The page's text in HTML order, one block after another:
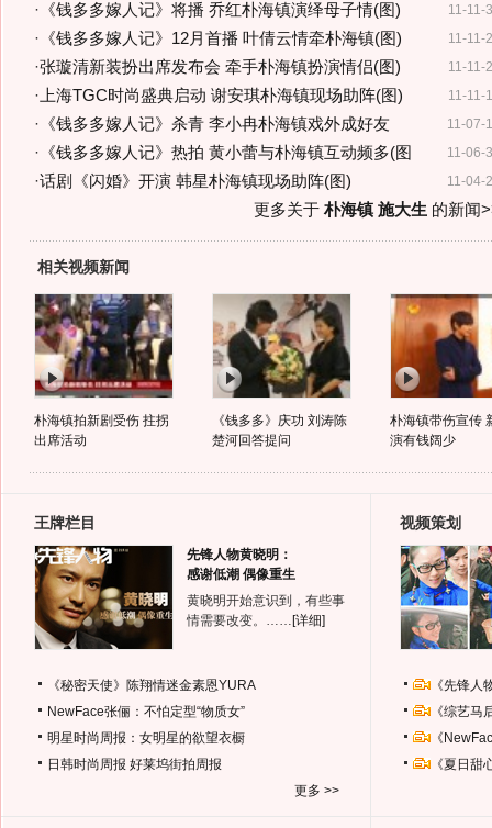
11-11-
· 《钱多多嫁人记》将播 乔红朴海镇演绎母子情(图)
11-11-
· 《钱多多嫁人记》12月首播 叶倩云情牵朴海镇(图)
11-11-
·张璇清新装扮出席发布会 牵手朴海镇扮演情侣(图)
11-11-
· 上海TGC时尚盛典启动 谢安琪朴海镇现场助阵(图)
11-07-
· 《钱多多嫁人记》杀青 李小冉朴海镇戏外成好友
11-06-
· 《钱多多嫁人记》热拍 黄小蕾与朴海镇互动频多(图
11-04-
·话剧《闪婚》开演 韩星朴海镇现场助阵(图)
更多关于朴海镇 施大生 的新闻
相关视频新闻
朴海镇拍新剧受伤 拄拐
出席活动
《钱多多》庆功 刘涛陈
楚河回答提问
朴海镇带伤宣传
演有钱阔少
王牌栏目
先锋人物黄晓明：
感谢低潮 偶像重生
黄晓明开始意识到，有些事
情需要改变。…… [详细]
《秘密天使》陈翔情迷金素恩YURA
NewFace张俪：不怕定型“物质女”
明星时尚周报：女明星的欲望衣橱
日韩时尚周报 好莱坞街拍周报
更多 >>
视频策划
《先锋
《综艺
《
《夏日